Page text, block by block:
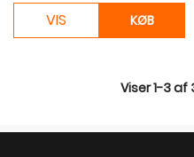
VIS KØB
Viser 1-3